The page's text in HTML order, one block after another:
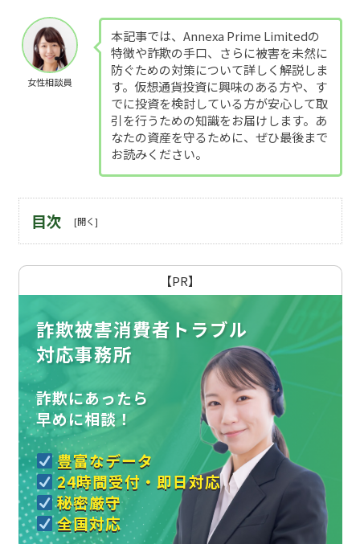
女性相談員
本記事では、Annexa Prime Limitedの
特徴や詐欺の手口、さらに被害を未然に
防ぐための対策について詳しく解説しま
す。仮想通貨投資に興味のある方や、す
でに投資を検討している方が安心して取
引を行うための知識をお届けします。あ
なたの資産を守るために、ぜひ最後まで
お読みください。
目次
【PR】
詐欺被害消費者トラブル
対応事務所
詐欺にあったら
早めに相談！
豊富なデータ
24時間受付・即日対応
秘密厳守
全国対応